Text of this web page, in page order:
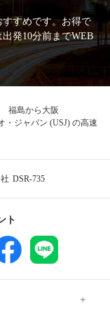
すめです。お得で
発10分前までWEB
福島から大阪
・ジャパン (USJ) の高速
DSR-735
ト